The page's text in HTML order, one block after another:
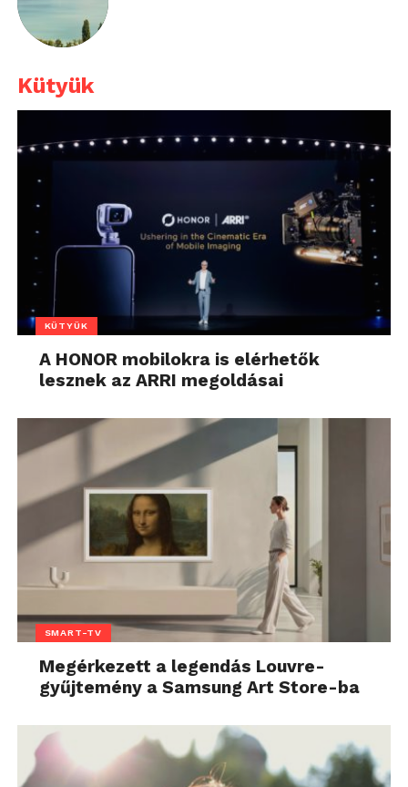
Kütyük
KÜTYÜK
A HONOR mobilokra is elérhetők
lesznek az ARRI megoldásai
SMART-TV
Megérkezett a legendás Louvre-
gyűjtemény a Samsung Art Store-ba